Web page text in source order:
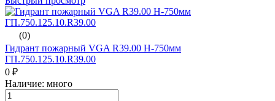
(0)
Гидрант пожарный VGA R39.00 H-750мм
ГП.750.125.10.R39.00
0 ₽
Наличие: много